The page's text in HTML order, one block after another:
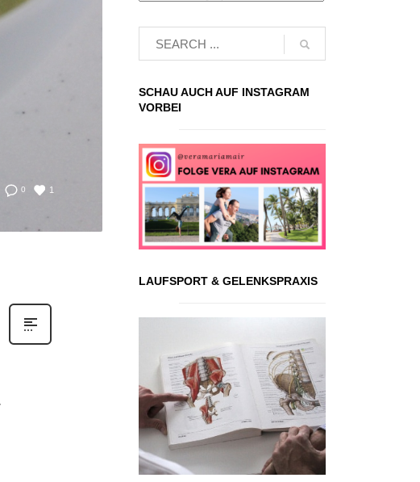
0 1
SCHAU AUCH AUF INSTAGRAM
VORBEI
LAUFSPORT & GELENKSPRAXIS